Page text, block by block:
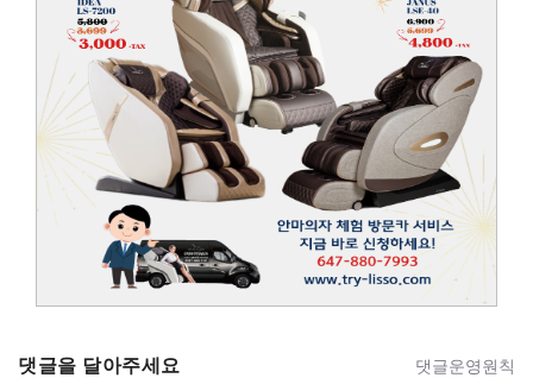
댓글을 달아주세요 댓글운영원칙